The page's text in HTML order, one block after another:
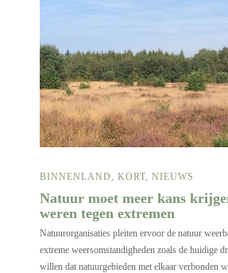
BINNENLAND, KORT, NIEUWS
Natuur moet meer kans
weren tegen extremen
Natuurorganisaties pleiten ervoor de natuur
extreme weersomstandigheden zoals de huidige
willen dat natuurgebieden met elkaar verbonden